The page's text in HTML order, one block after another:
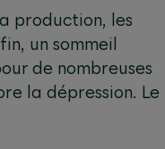
production, les
un sommeil
de nombreuses
la dépression. Le